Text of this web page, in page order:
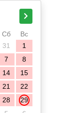
Сб Вс
31 1
7 8
14 15
21 22
28 29